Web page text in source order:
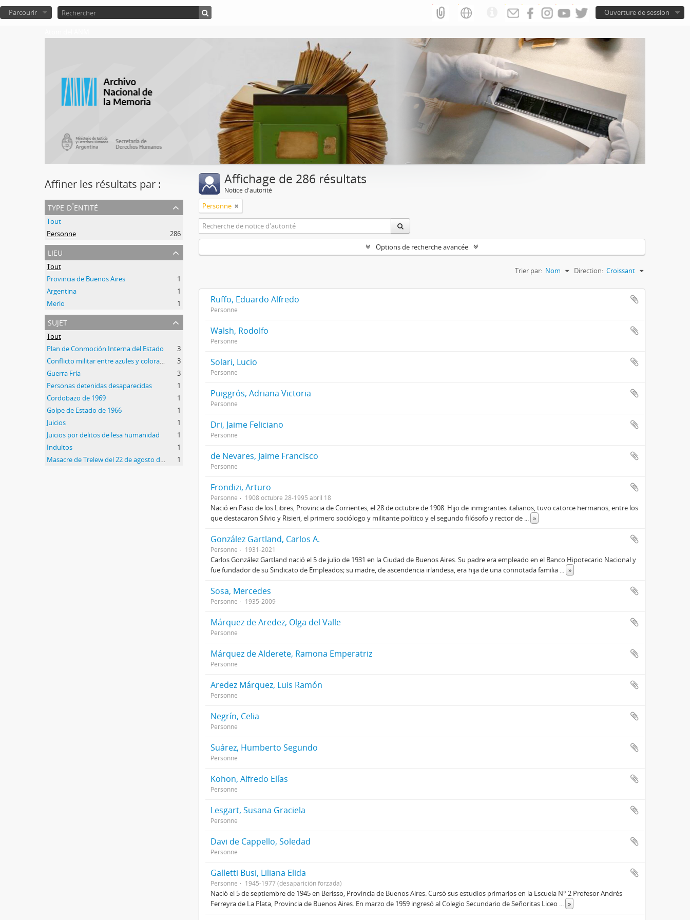
Ouverture de session
Parcourir
Affiner les résultats par :
type d'entité
Tout
Personne
286
lieu
Tout
Provincia de Buenos Aires
1
Argentina
1
Merlo
1
sujet
Tout
Plan de Conmoción Interna del Estado
3
3
Guerra Fría
3
Personas detenidas desaparecidas
1
Cordobazo de 1969
1
Golpe de Estado de 1966
1
Juicios
1
Juicios por delitos de lesa humanidad
1
Indultos
1
1
Affichage de 286 résultats
Notice d'autorité
Personne
Options de recherche avancée
Trier par: Nom Direction: Croissant
Ruffo, Eduardo Alfredo
Personne
Walsh, Rodolfo
Personne
Solari, Lucio
Personne
Puiggrós, Adriana Victoria
Personne
Dri, Jaime Feliciano
Personne
de Nevares, Jaime Francisco
Personne
Frondizi, Arturo
Personne 1908 octubre 28-1995 abril 18
Nació en Paso de los Libres, Provincia de Corrientes, el 28 de octubre de 1908. Hijo de inmigrantes italianos, tuvo catorce hermanos, entre los
que destacaron Silvio y Risieri, el primero sociólogo y militante político y el segundo filósofo y rector de
»
González Gartland, Carlos A.
Personne 1931-2021
Carlos González Gartland nació el 5 de julio de 1931 en la Ciudad de Buenos Aires. Su padre era empleado en el Banco Hipotecario Nacional y
fue fundador de su Sindicato de Empleados; su madre, de ascendencia irlandesa, era hija de una connotada familia
»
Sosa, Mercedes
Personne 1935-2009
Márquez de Aredez, Olga del Valle
Personne
Márquez de Alderete, Ramona Emperatriz
Personne
Aredez Márquez, Luis Ramón
Personne
Negrín, Celia
Personne
Suárez, Humberto Segundo
Personne
Kohon, Alfredo Elías
Personne
Lesgart, Susana Graciela
Personne
Davi de Cappello, Soledad
Personne
Galletti Busi, Liliana Elida
Personne 1945-1977 (desaparición forzada)
Nació el 5 de septiembre de 1945 en Berisso, Provincia de Buenos Aires. Cursó sus estudios primarios en la Escuela N° 2 Profesor Andrés
Ferreyra de La Plata, Provincia de Buenos Aires. En marzo de 1959 ingresó al Colegio Secundario de Señoritas Liceo
»